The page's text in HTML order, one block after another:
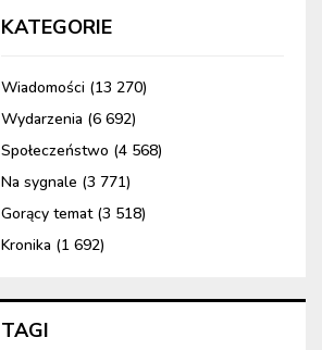
KATEGORIE
Wiadomości (13 270)
Wydarzenia (6 692)
Społeczeństwo (4 568)
Na sygnale (3 771)
Gorący temat(3 518)
Kronika (1 692)
TAGI